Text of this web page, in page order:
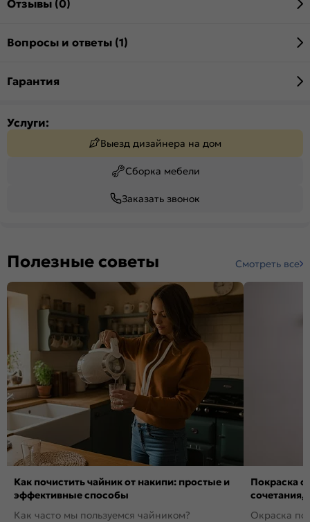
Отзывы (0)
Вопросы и ответы (1)
Гарантия
Услуги:
Выезд дизайнера на дом
Сборка мебели
Заказать звонок
Полезные советы Смотреть все
Как почистить чайник от накипи: простые и
эффективные способы
Как часто мы пользуемся чайником?
Покраска
сочетания,
Окраска